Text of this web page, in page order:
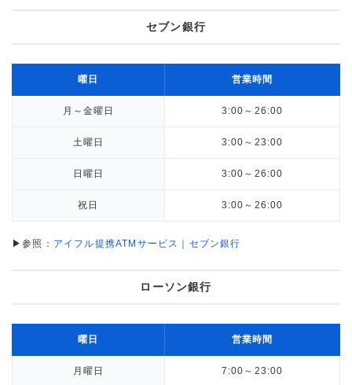
セブン銀行
曜日 営業時間
月～金曜日 3:00～26:00
土曜日 3:00～23:00
日曜日 3:00～26:00
祝日 3:00～26:00
▶参照： アイフル提携ATMサービス｜セブン銀行
ローソン銀行
曜日 営業時間
月曜日 7:00～23:00